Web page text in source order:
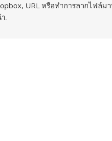
URL หรือทำการลากไฟล์ม
.